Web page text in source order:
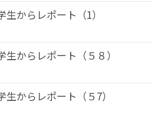
からレポート（1）
生からレポート（５８）
生からレポート（５7）